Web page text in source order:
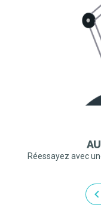
Réessayez avec